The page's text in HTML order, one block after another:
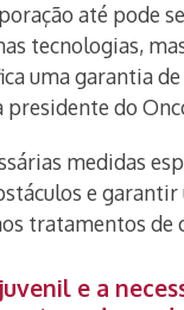
até pode
tecnologias, mas
uma garantia de
presidente do
medidas
e garantir
tratamentos de
e a